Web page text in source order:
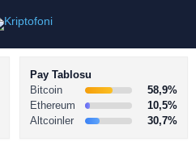
Pay Tablosu
Bitcoin
58,9%
Ethereum
10,5%
Altcoinler
30,7%